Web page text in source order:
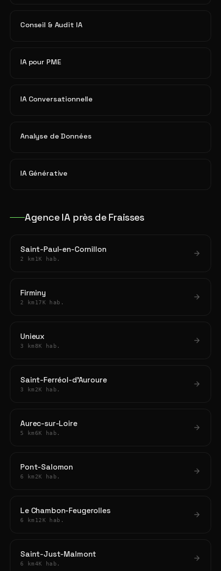
Conseil & Audit IA
IA pour PME
IA Conversationnelle
Analyse de Données
IA Générative
Agence IA près de Fraisses
Saint-Paul-en-Cornillon
2 km 1K hab.
Firminy
2 km 17K hab.
Unieux
3 km 8K hab.
Saint-Ferréol-d'Auroure
3 km 2K hab.
Aurec-sur-Loire
5 km 6K hab.
Pont-Salomon
6 km 2K hab.
Le Chambon-Feugerolles
6 km 12K hab.
Saint-Just-Malmont
6 km4K hab.